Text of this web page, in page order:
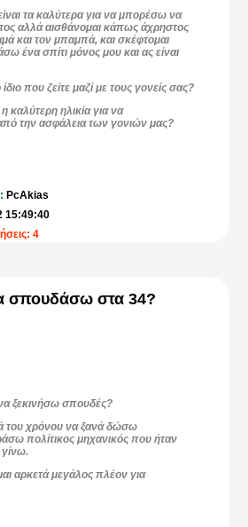
τα καλύτερα για να μπορέσω να
αλλά αισθάνομαι κάπως άχρηστος
και τον μπαμπά, και σκέφτομαι
ένα σπίτι μόνος μου και ας είναι
που ζείτε μαζί με τους γονείς σας?
η καλύτερη ηλικία για να
την ασφάλεια των γονιών μας?
PcAkias
15:49:40
4
σπουδάσω στα 34?
ξεκινήσω σπουδές?
του χρόνου να ξανά δώσω
πολίτικος μηχανικός που ήταν
γίνω.
αρκετά μεγάλος πλέον για